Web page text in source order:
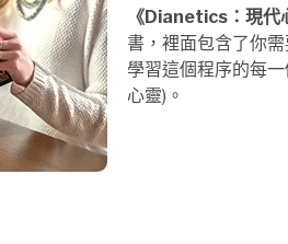
《Dianetics：現代
書，裡面包含了你
學習這個程序的每
心靈)。